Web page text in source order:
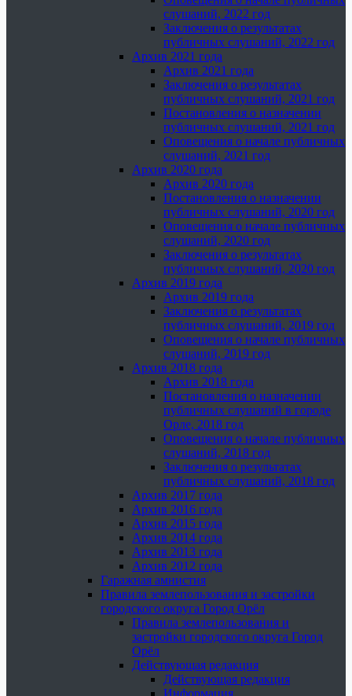
слушаний, 2022 год
Заключения о результатах
публичных слушаний, 2022 год
Архив 2021 года
Архив 2021 года
Заключения о результатах
публичных слушаний, 2021 год
Постановления о назначении
публичных слушаний, 2021 год
Оповещения о начале публичных
слушаний, 2021 год
Архив 2020 года
Архив 2020 года
Постановления о назначении
публичных слушаний, 2020 год
Оповещения о начале публичных
слушаний, 2020 год
Заключения о результатах
публичных слушаний, 2020 год
Архив 2019 года
Архив 2019 года
Заключения о результатах
публичных слушаний, 2019 год
Оповещения о начале публичных
слушаний, 2019 год
Архив 2018 года
Архив 2018 года
Постановления о назначении
публичных слушаний в городе
Орле, 2018 год
Оповещения о начале публичных
слушаний, 2018 год
Заключения о результатах
публичных слушаний, 2018 год
Архив 2017 года
Архив 2016 года
Архив 2015 года
Архив 2014 года
Архив 2013 года
Архив 2012 года
Гаражная амнистия
Правила землепользования и застройки
городского округа Город Орёл
Правила землепользования и
застройки городского округа Город
Орёл
Действующая редакция
Действующая редакция
Информация